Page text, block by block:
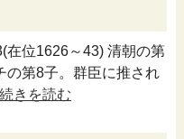
位1626～43) 清朝の第
の第8子。群臣に推され
きを読む